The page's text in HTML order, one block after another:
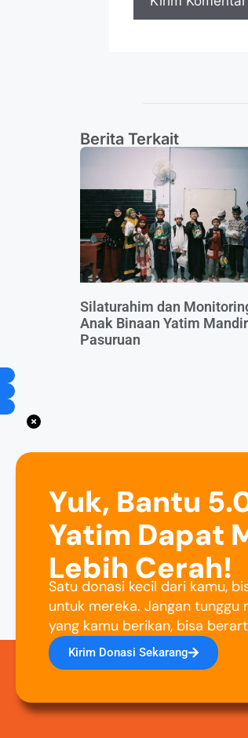
Berita Terkait
Silaturahim dan
Anak Binaan Yatim
Pasuruan
Yuk, Bantu
Yatim Dapat
Lebih Cerah!
Satu donasi kecil dari kamu,
untuk mereka. Jangan
yang kamu berikan, bisa
Kirim Donasi Sekarang